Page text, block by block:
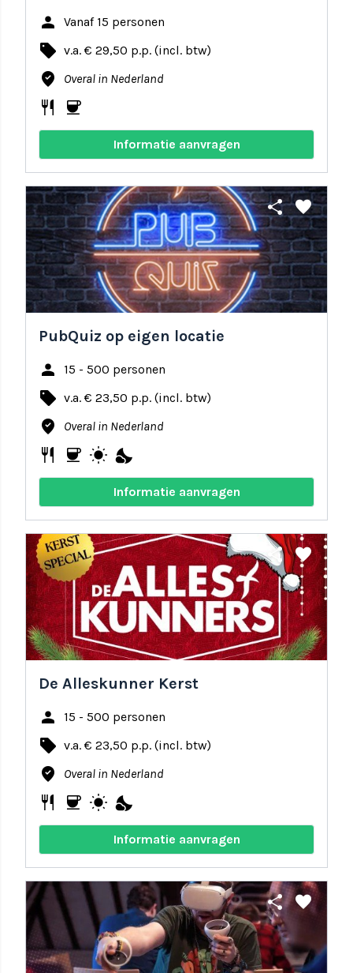
person Vanaf 15 personen
local_offer v.a. € 29,50 p.p. (incl. btw)
where_to_vote Overal in Nederland
restaurant coffee
Informatie aanvragen
share favorite
PubQuiz op eigen locatie
person 15 - 500 personen
local_offer v.a. € 23,50 p.p. (incl. btw)
where_to_vote Overal in Nederland
restaurant coffee wb_sunny nights_stay
Informatie aanvragen
share favorite
De Alleskunner Kerst
person 15 - 500 personen
local_offer v.a. € 23,50 p.p. (incl. btw)
where_to_vote Overal in Nederland
restaurant coffee wb_sunny nights_stay
Informatie aanvragen
share favorite